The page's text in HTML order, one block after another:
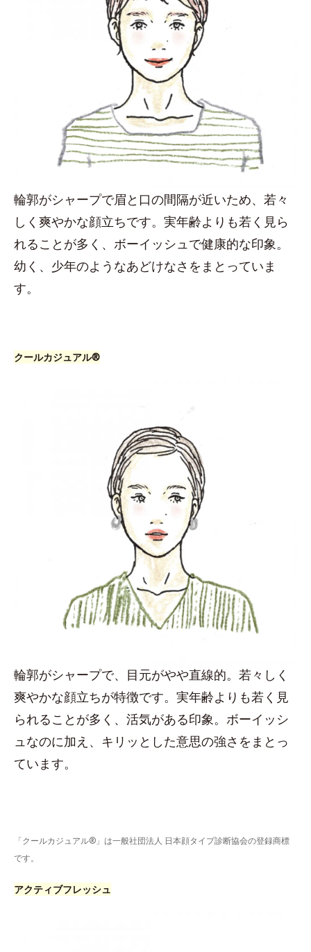
輪郭がシャープで眉と口の間隔が近いため、若々
しく爽やかな顔立ちです。実年齢よりも若く見ら
れることが多く、ボーイッシュで健康的な印象。
幼く、少年のようなあどけなさをまとっていま
す。
クールカジュアル®
輪郭がシャープで、目元がやや直線的。若々しく
爽やかな顔立ちが特徴です。実年齢よりも若く見
られることが多く、活気がある印象。ボーイッシ
ュなのに加え、キリッとした意思の強さをまとっ
ています。
「クールカジュアル®」は一般社団法人 日本顔タイプ診断協会の登録商標
です。
アクティブフレッシュ